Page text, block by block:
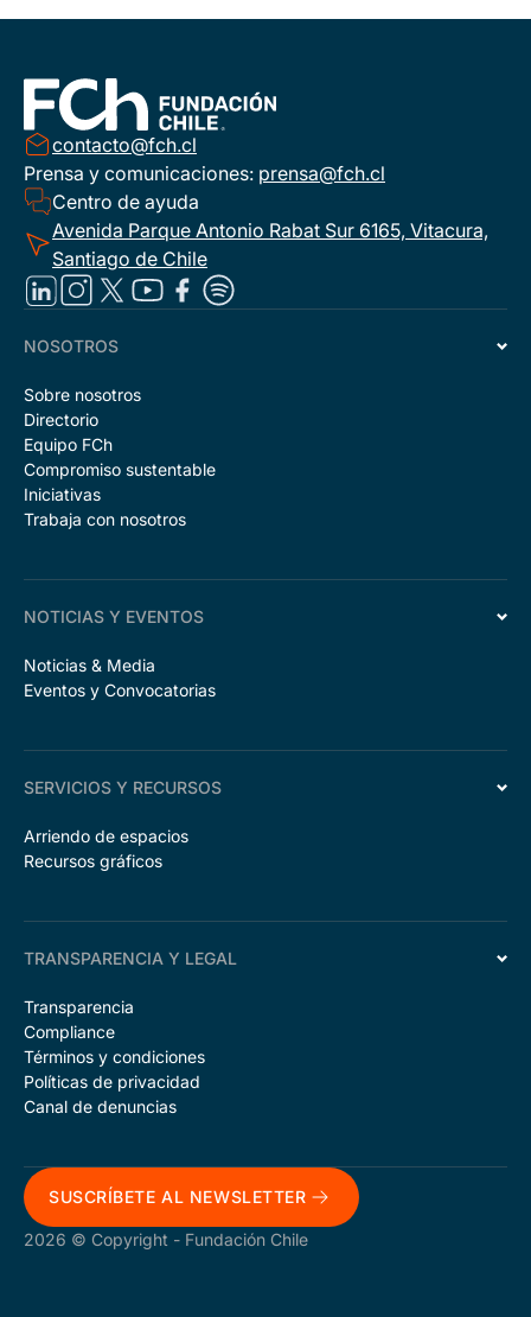
contacto@fch.cl
Prensa y comunicaciones: prensa@fch.cl
Centro de ayuda
Avenida Parque Antonio Rabat Sur 6165, Vitacura,
Santiago de Chile
NOSOTROS
Sobre nosotros
Directorio
Equipo FCh
Compromiso sustentable
Iniciativas
Trabaja con nosotros
NOTICIAS Y EVENTOS
Noticias & Media
Eventos y Convocatorias
SERVICIOS Y RECURSOS
Arriendo de espacios
Recursos gráficos
TRANSPARENCIA Y LEGAL
Transparencia
Compliance
Términos y condiciones
Políticas de privacidad
Canal de denuncias
SUSCRÍBETE AL NEWSLETTER
2026 © Copyright - Fundación Chile